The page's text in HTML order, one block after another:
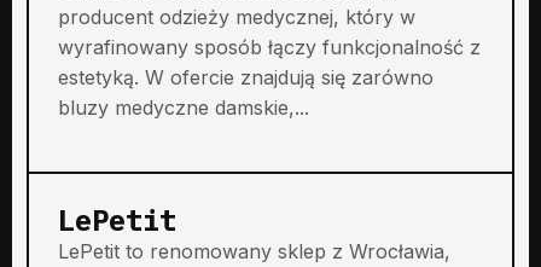
producent odzieży medycznej, który w
wyrafinowany sposób łączy funkcjonalność z
estetyką. W ofercie znajdują się zarówno
bluzy medyczne damskie,...
LePetit
LePetit to renomowany sklep z Wrocławia,